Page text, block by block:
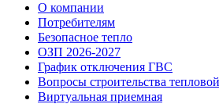
О компании
Потребителям
Безопасное тепло
ОЗП 2026-2027
График отключения ГВС
Вопросы строительства
Виртуальная приемная